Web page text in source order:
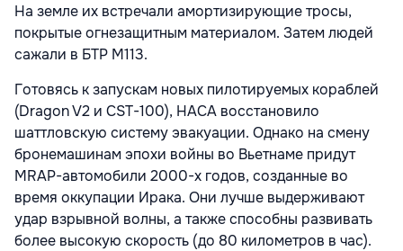
На земле их встречали амортизирующие тросы,
покрытые огнезащитным материалом. Затем людей
сажали в БТР M113.
Готовясь к запускам новых пилотируемых кораблей
(Dragon V2 и CST-100), НАСА восстановило
шаттловскую систему эвакуации. Однако на смену
бронемашинам эпохи войны во Вьетнаме придут
MRAP-автомобили 2000-х годов, созданные во
время оккупации Ирака. Они лучше выдерживают
удар взрывной волны, а также способны развивать
более высокую скорость (до 80 километров в час).